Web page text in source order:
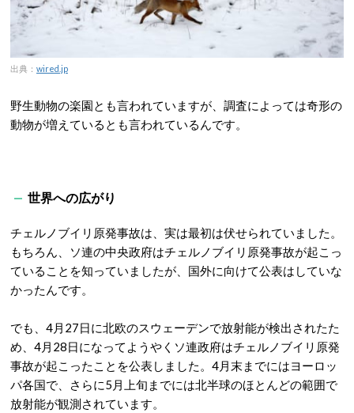
出典： wired.jp
野生動物の楽園とも言われていますが、調査によっては奇形の
動物が増えているとも言われているんです。
世界への広がり
チェルノブイリ原発事故は、実は最初は伏せられていました。
もちろん、ソ連の中央政府はチェルノブイリ原発事故が起こっ
ていることを知っていましたが、国外に向けて公表はしていな
かったんです。
でも、4月27日に北欧のスウェーデンで放射能が検出されたた
め、4月28日になってようやくソ連政府はチェルノブイリ原発
事故が起こったことを公表しました。4月末までにはヨーロッ
パ各国で、さらに5月上旬までには北半球のほとんどの範囲で
放射能が観測されています。